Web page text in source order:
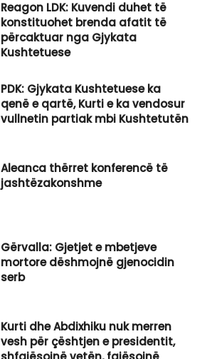
Reagon LDK: Kuvendi duhet të
konstituohet brenda afatit të
përcaktuar nga Gjykata
Kushtetuese
PDK: Gjykata Kushtetuese ka
qenë e qartë, Kurti e ka vendosur
vullnetin partiak mbi Kushtetutën
Aleanca thërret konferencë të
jashtëzakonshme
Gërvalla: Gjetjet e mbetjeve
mortore dëshmojnë gjenocidin
serb
Kurti dhe Abdixhiku nuk merren
vesh për çështjen e presidentit,